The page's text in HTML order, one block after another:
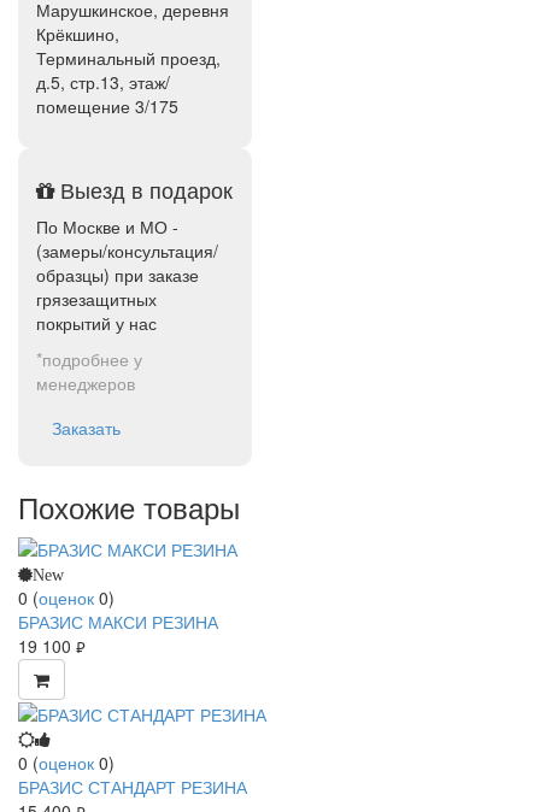
Марушкинское, деревня
Крёкшино,
Терминальный проезд,
д.5, стр.13, этаж/
помещение 3/175
Выезд в подарок
По Москве и МО -
(замеры/консультация/
образцы) при заказе
грязезащитных
покрытий у нас
*подробнее у
менеджеров
Заказать
Похожие товары
New
0 (оценок 0)
БРАЗИС МАКСИ РЕЗИНА
19 100 руб.
0 (оценок 0)
БРАЗИС СТАНДАРТ РЕЗИНА